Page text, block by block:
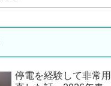
停電を経験して非常